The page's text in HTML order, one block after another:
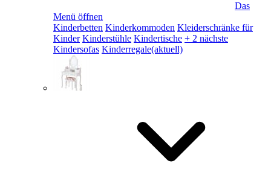
Das
Menü öffnen
Kinderbetten Kinderkommoden Kleiderschränke für
Kinder Kinderstühle Kindertische + 2 nächste
Kindersofas Kinderregale(aktuell)